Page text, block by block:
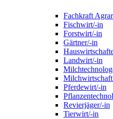
Fachkraft
Fischwirt/-in
Forstwirt/-in
Gärtner/-in
Landwirt/-in
Pferdewirt/-in
Revierjäger/-in
Tierwirt/-in